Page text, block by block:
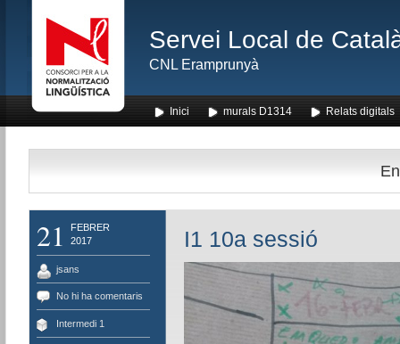
Servei Local de
CNL Eramprunyà
Inici murals D1314 Relats digitals
21
FEBRER
2017
jsans
No hi ha comentaris
Intermedi 1
I1 10a sessió